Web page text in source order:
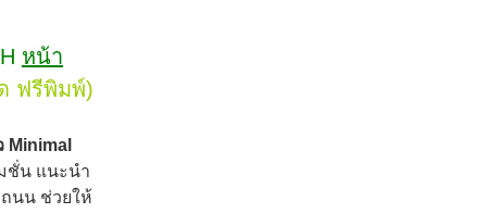
หน้า
ฟรีพิมพ์)
Minimal
ชั่น แนะนำ
นน ช่วยให้